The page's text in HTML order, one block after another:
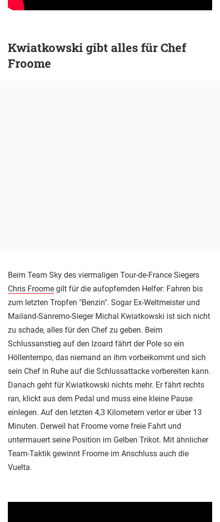
Kwiatkowski gibt alles für Chef
Froome
Beim Team Sky des viermaligen Tour-de-France Siegers
Chris Froome gilt für die aufopfernden Helfer: Fahren bis
zum letzten Tropfen "Benzin". Sogar Ex-Weltmeister und
Mailand-Sanremo-Sieger Michal Kwiatkowski ist sich nicht
zu schade, alles für den Chef zu geben. Beim
Schlussanstieg auf den Izoard fährt der Pole so ein
Höllentempo, das niemand an ihm vorbeikommt und sich
sein Chef in Ruhe auf die Schlussattacke vorbereiten kann.
Danach geht für Kwiatkowski nichts mehr. Er fährt rechts
ran, klickt aus dem Pedal und muss eine kleine Pause
einlegen. Auf den letzten 4,3 Kilometern verlor er über 13
Minuten. Derweil hat Froome vorne freie Fahrt und
untermauert seine Position im Gelben Trikot. Mit ähnlicher
Team-Taktik gewinnt Froome im Anschluss auch die
Vuelta.